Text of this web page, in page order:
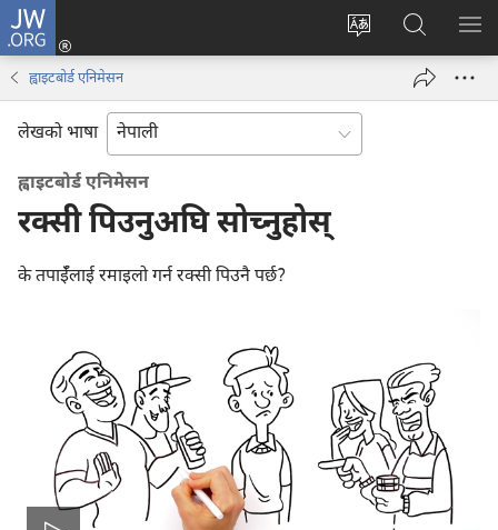
JW.ORG
वेब
परिवर्तन
गर्ने
प्रवेश
(ब्राउजरको
नयाँ
JW.ORG
मा
खोज्नुहोस्‌
मेनु
ह्वाइटबोर्ड एनिमेसन
लेखको भाषा
ह्वाइटबोर्ड एनिमेसन
रक्सी पिउनुअघि सोच्नुहोस्‌
के तपाईँलाई रमाइलो गर्न रक्सी पिउनै पर्छ?